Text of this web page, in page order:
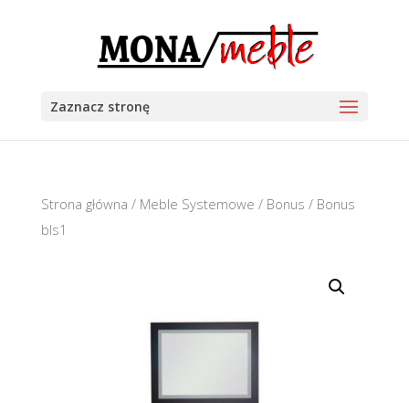
Zaznacz stronę
Strona główna / Meble Systemowe / Bonus / Bonus
bls1